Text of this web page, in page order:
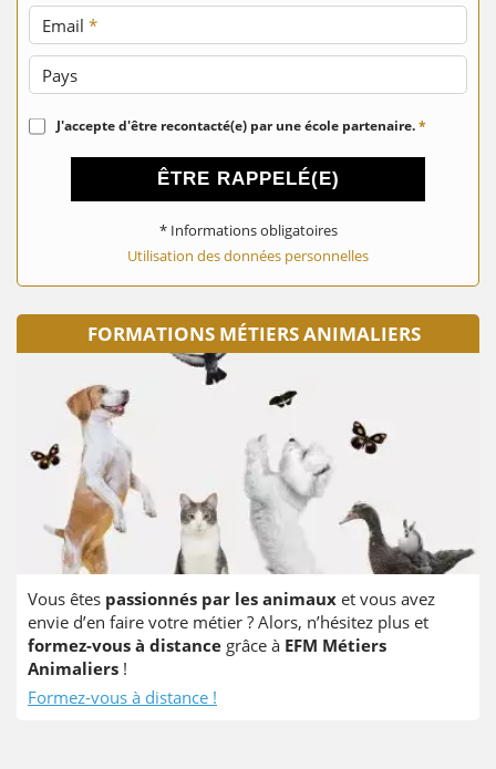
Email *
Pays
J'accepte d'être recontacté(e) par une école partenaire.*
ÊTRE RAPPELÉ(E)
* Informations obligatoires
Utilisation des données personnelles
FORMATIONS MÉTIERS ANIMALIERS
Vous êtes passionnés par les animaux et vous avez
envie d’en faire votre métier ? Alors, n’hésitez plus et
formez-vous à distance grâce à EFM Métiers
Animaliers !
Formez-vous à distance !